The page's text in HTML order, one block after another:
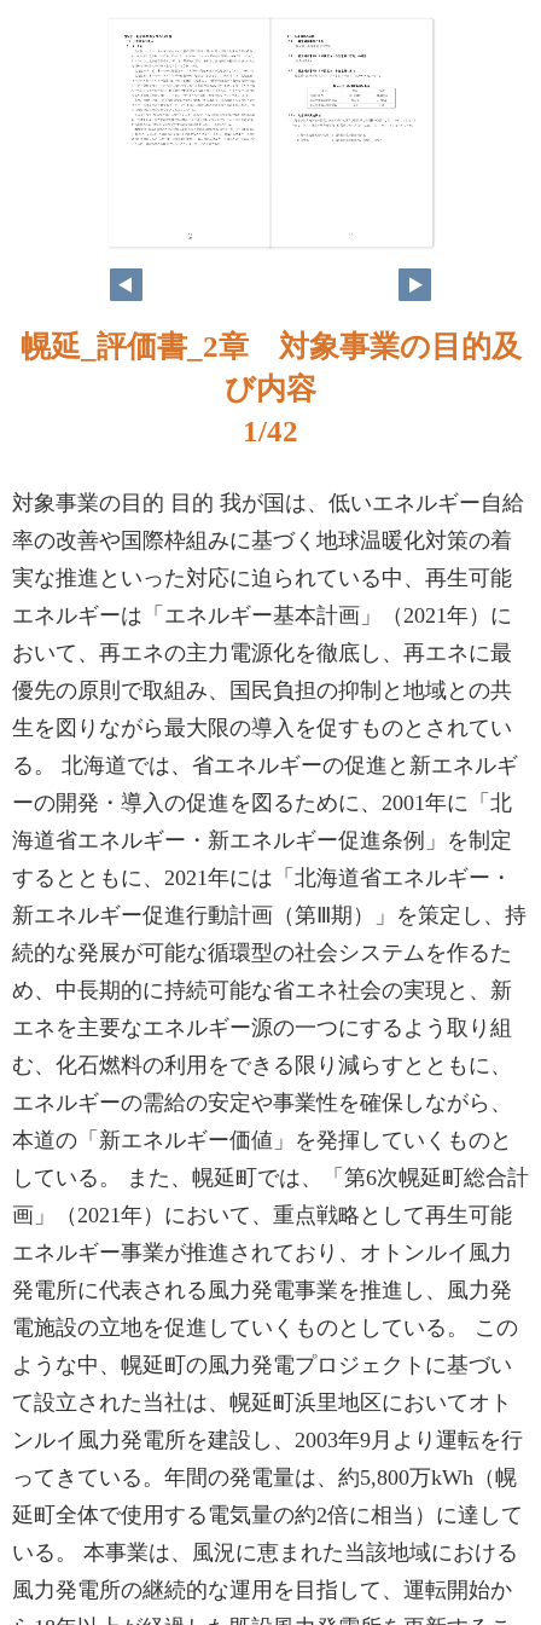
幌延_評価書_2章 対象事業の目的及
び内容
1/42
対象事業の目的 目的 我が国は、低いエネルギー自給
率の改善や国際枠組みに基づく地球温暖化対策の着
実な推進といった対応に迫られている中、再生可能
エネルギーは「エネルギー基本計画」（2021年）に
おいて、再エネの主力電源化を徹底し、再エネに最
優先の原則で取組み、国民負担の抑制と地域との共
生を図りながら最大限の導入を促すものとされてい
る。 北海道では、省エネルギーの促進と新エネルギ
ーの開発・導入の促進を図るために、2001年に「北
海道省エネルギー・新エネルギー促進条例」を制定
するとともに、2021年には「北海道省エネルギー・
新エネルギー促進行動計画（第Ⅲ期）」を策定し、持
続的な発展が可能な循環型の社会システムを作るた
め、中長期的に持続可能な省エネ社会の実現と、新
エネを主要なエネルギー源の一つにするよう取り組
む、化石燃料の利用をできる限り減らすとともに、
エネルギーの需給の安定や事業性を確保しながら、
本道の「新エネルギー価値」を発揮していくものと
している。 また、幌延町では、「第6次幌延町総合計
画」（2021年）において、重点戦略として再生可能
エネルギー事業が推進されており、オトンルイ風力
発電所に代表される風力発電事業を推進し、風力発
電施設の立地を促進していくものとしている。 この
ような中、幌延町の風力発電プロジェクトに基づい
て設立された当社は、幌延町浜里地区においてオト
ンルイ風力発電所を建設し、2003年9月より運転を行
ってきている。年間の発電量は、約5,800万kWh（幌
延町全体で使用する電気量の約2倍に相当）に達して
いる。 本事業は、風況に恵まれた当該地域における
風力発電所の継続的な運用を目指して、運転開始か